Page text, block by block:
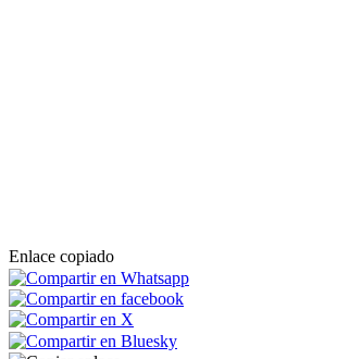
Enlace copiado